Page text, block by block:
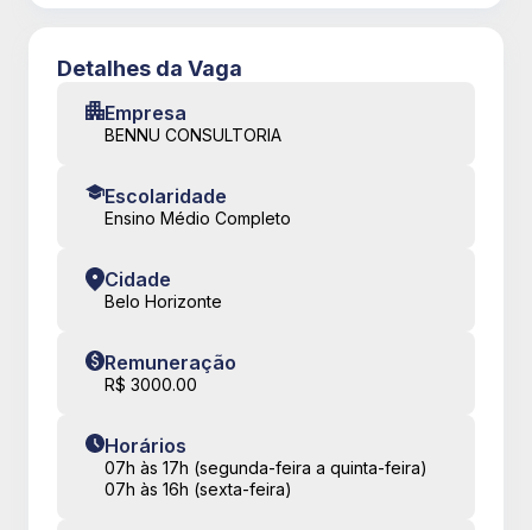
Detalhes da Vaga
Empresa
BENNU CONSULTORIA
Escolaridade
Ensino Médio Completo
Cidade
Belo Horizonte
Remuneração
R$ 3000.00
Horários
07h às 17h (segunda-feira a quinta-feira)
07h às 16h (sexta-feira)